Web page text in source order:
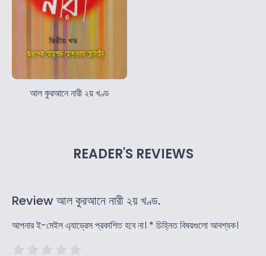
আল কুরআনে নারী ২য় খণ্ড
READER'S REVIEWS
Review আল কুরআনে নারী ২য় খণ্ড.
আপনার ই-মেইল এ্যাড্রেস প্রকাশিত হবে না। * চিহ্নিত বিষয়গুলো আবশ্যক।